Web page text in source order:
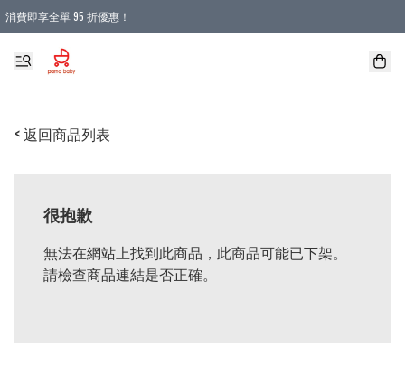
消費即享全單 95 折優惠！
購物滿 HKD 900.00即享免運費優惠！（適用於 本地送貨、本地取貨 )
< 返回商品列表
很抱歉
無法在網站上找到此商品，此商品可能已下架。
請檢查商品連結是否正確。